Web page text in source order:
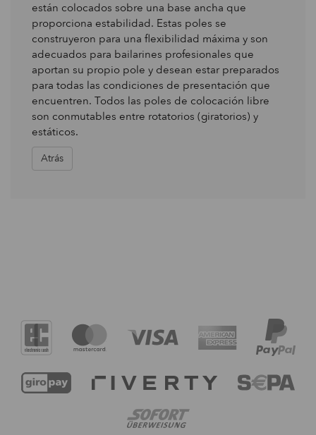
están colocados sobre una base ancha que
proporciona estabilidad. Estas poles se
construyeron para una flexibilidad máxima y son
adecuados para bailarines profesionales que
aportan su propio pole y desean estar preparados
para todas las condiciones de presentación que
encuentren. Todos las poles de colocación libre
son conmutables entre rotatorios (giratorios) y
estáticos.
Atrás